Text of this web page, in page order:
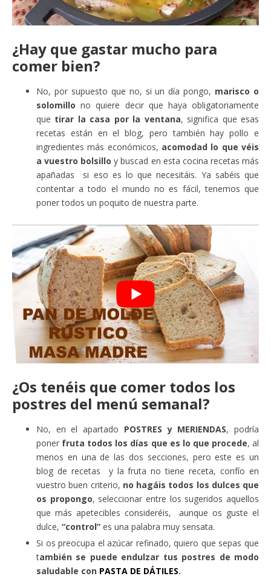
¿Hay que gastar mucho para
comer bien?
No, por supuesto que no, si un día pongo, marisco o
solomillo no quiere decir que haya obligatoriamente
que tirar la casa por la ventana, significa que esas
recetas están en el blog, pero también hay pollo e
ingredientes más económicos, acomodad lo que véis
a vuestro bolsillo y buscad en esta cocina recetas más
apañadas si eso es lo que necesitáis. Ya sabéis que
contentar a todo el mundo no es fácil, tenemos que
poner todos un poquito de nuestra parte.
¿Os tenéis que comer todos los
postres del menú semanal?
No, en el apartado POSTRES y MERIENDAS, podría
poner fruta todos los días que es lo que procede, al
menos en una de las dos secciones, pero este es un
blog de recetas y la fruta no tiene receta, confío en
vuestro buen criterio, no hagáis todos los dulces que
os propongo, seleccionar entre los sugeridos aquellos
que más apetecibles consideréis, aunque os guste el
dulce, “control” es una palabra muy sensata.
Si os preocupa el azúcar refinado, quiero que sepas que
también se puede endulzar tus postres de modo
saludable con PASTA DE DÁTILES.